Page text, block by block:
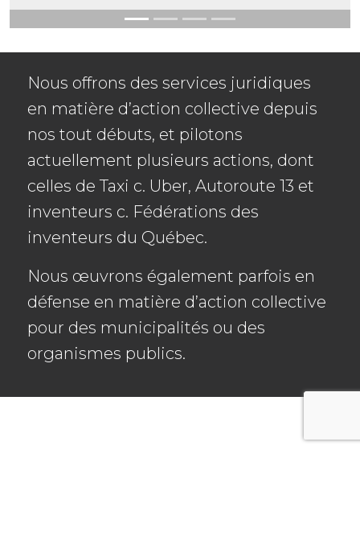
Nous offrons des services juridiques
en matière d’action collective depuis
nos tout débuts, et pilotons
actuellement plusieurs actions, dont
celles de Taxi c. Uber, Autoroute 13 et
inventeurs c. Fédérations des
inventeurs du Québec.
Nous œuvrons également parfois en
défense en matière d’action collective
pour des municipalités ou des
organismes publics.